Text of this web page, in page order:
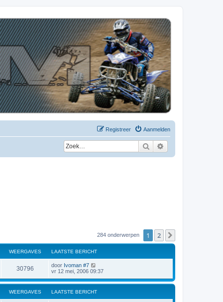
Aanmelden
Registreer
Zoek
284 onderwerpen 1 2
WEERGAVES LAATSTE BERICHT
30796 door Ivoman #7
vr 12 mei, 2006 09:37
WEERGAVES LAATSTE BERICHT